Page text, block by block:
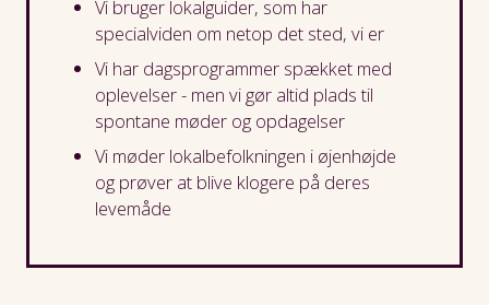
Vi bruger lokalguider, som har
specialviden om netop det sted, vi er
Vi har dagsprogrammer spækket med
oplevelser - men vi gør altid plads til
spontane møder og opdagelser
Vi møder lokalbefolkningen i øjenhøjde
og prøver at blive klogere på deres
levemåde